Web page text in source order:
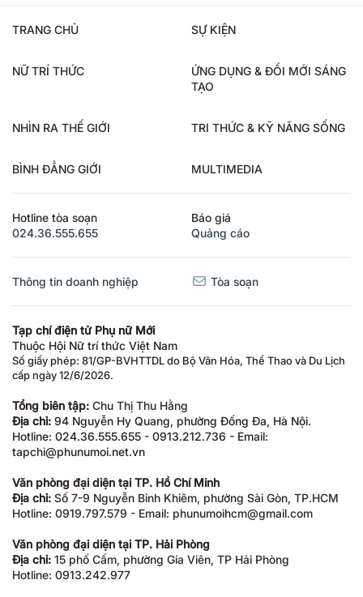
TRANG CHỦ SỰ KIỆN
NỮ TRÍ THỨC
ỨNG DỤNG & ĐỔI MỚI SÁNG
TẠO
NHÌN RA THẾ GIỚI TRI THỨC & KỸ NĂNG SỐNG
BÌNH ĐẲNG GIỚI MULTIMEDIA
Hotline tòa soạn
024.36.555.655
Báo giá
Quảng cáo
Thông tin doanh nghiệp Tòa soạn
Tạp chí điện tử Phụ nữ Mới
Thuộc Hội Nữ trí thức Việt Nam
Số giấy phép: 81/GP-BVHTTDL do Bộ Văn Hóa, Thể Thao và Du Lịch
cấp ngày 12/6/2026.
Tổng biên tập: Chu Thị Thu Hằng
Địa chỉ: 94 Nguyễn Hy Quang, phường Đống Đa, Hà Nội.
Hotline: 024.36.555.655 - 0913.212.736 - Email:
tapchi@phunumoi.net.vn
Văn phòng đại diện tại TP. Hồ Chí Minh
Địa chỉ: Số 7-9 Nguyễn Bỉnh Khiêm, phường Sài Gòn, TP.HCM
Hotline: 0919.797.579 - Email: phunumoihcm@gmail.com
Văn phòng đại diện tại TP. Hải Phòng
Địa chỉ: 15 phố Cấm, phường Gia Viên, TP Hải Phòng
Hotline: 0913.242.977